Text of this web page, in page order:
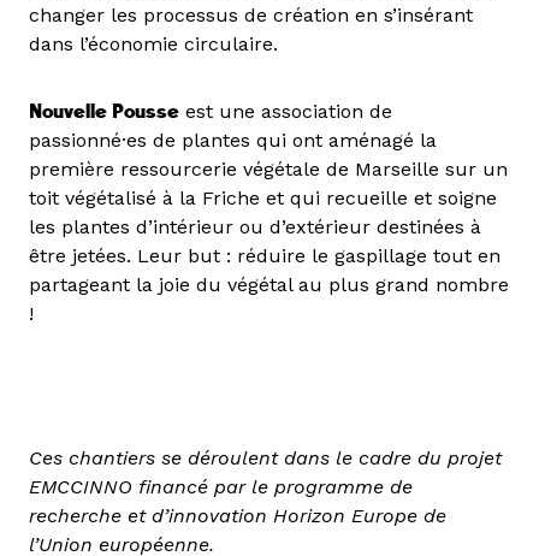
changer les processus de création en s’insérant
dans l’économie circulaire.
Nouvelle Pousse est une association de
passionné·es de plantes qui ont aménagé la
première ressourcerie végétale de Marseille sur un
toit végétalisé à la Friche et qui recueille et soigne
les plantes d’intérieur ou d’extérieur destinées à
être jetées. Leur but : réduire le gaspillage tout en
partageant la joie du végétal au plus grand nombre
!
Ces chantiers se déroulent dans le cadre du projet
EMCCINNO financé par le programme de
recherche et d’innovation Horizon Europe de
l’Union européenne.